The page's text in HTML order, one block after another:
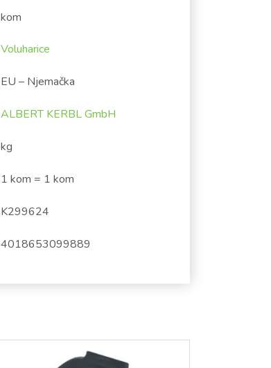
kom
Voluharice
EU – Njemačka
ALBERT KERBL GmbH
kg
1 kom = 1 kom
K299624
4018653099889